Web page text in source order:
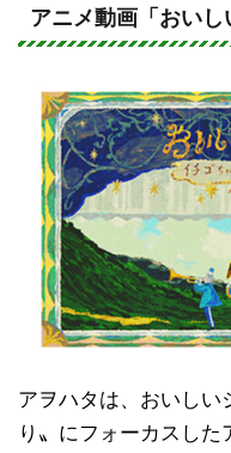
e
c
e
b
o
o
k
アニメ動画「おい
アヲハタは、おいしい
り〟にフォーカスし